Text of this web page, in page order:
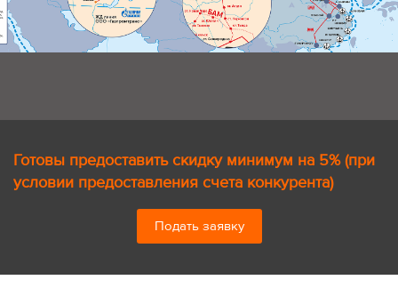
Готовы предоставить скидку минимум на 5% (при
условии предоставления счета конкурента)
Подать заявку